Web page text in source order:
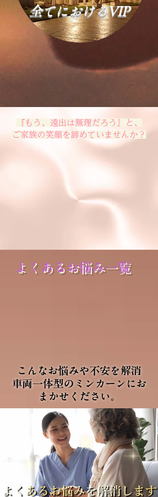
全てにおけるVIP
『もう、遠出は無理だろう』と、
ご家族の笑顔を諦めていませんか？
よくあるお悩み一覧
こんなお悩みや不安を解消
​車両一体型のミンカーンにお
まかせください。